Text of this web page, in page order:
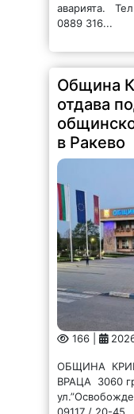
аварията.
0889 316...
Община
отдава
в Ракево
166 |
ОБЩИНА
ВРАЦА 3060